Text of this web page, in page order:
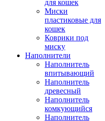
для кошек
Миски
пластиковые для
кошек
Коврики под
миску
Наполнители
Наполнитель
впитывающий
Наполнитель
древесный
Наполнитель
комкующийся
Наполнитель